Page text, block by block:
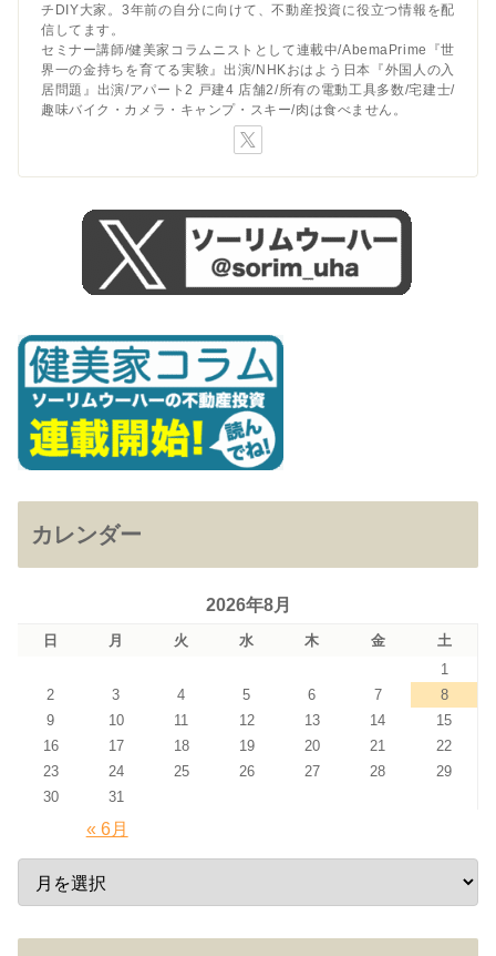
チDIY大家。3年前の自分に向けて、不動産投資に役立つ情報を配
信してます。
セミナー講師/健美家コラムニストとして連載中/AbemaPrime『世
界一の金持ちを育てる実験』出演/NHKおはよう日本『外国人の入
居問題』出演/アパート2 戸建4 店舗2/所有の電動工具多数/宅建士/
趣味バイク・カメラ・キャンプ・スキー/肉は食べません。
カレンダー
2026年8月
日 月 火 水 木 金
土
1
2
3 4 5 6 7
8
9
10 11 12 13 14
15
16
17 18 19 20 21
22
23
24 25 26 27 28
29
30
31
« 6月